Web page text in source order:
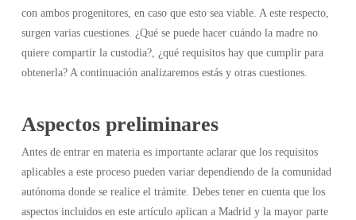
con ambos progenitores, en caso que esto sea viable. A este respecto,
surgen varias cuestiones. ¿Qué se puede hacer cuándo la madre no
quiere compartir la custodia?, ¿qué requisitos hay que cumplir para
obtenerla? A continuación analizaremos estás y otras cuestiones.
Aspectos preliminares
Antes de entrar en materia es importante aclarar que los requisitos
aplicables a este proceso pueden variar dependiendo de la comunidad
autónoma donde se realice el trámite. Debes tener en cuenta que los
aspectos incluidos en este artículo aplican a Madrid y la mayor parte